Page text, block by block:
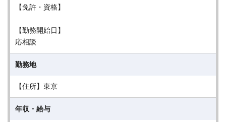
【免許・資格】
【勤務開始日】
応相談
勤務地
【住所】東京
年収・給与